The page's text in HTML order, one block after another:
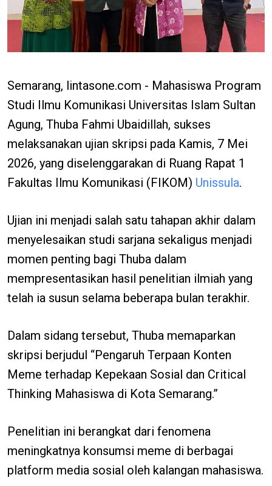
Semarang, lintasone.com - Mahasiswa Program
Studi Ilmu Komunikasi Universitas Islam Sultan
Agung, Thuba Fahmi Ubaidillah, sukses
melaksanakan ujian skripsi pada Kamis, 7 Mei
2026, yang diselenggarakan di Ruang Rapat 1
Fakultas Ilmu Komunikasi (FIKOM) Unissula.
Ujian ini menjadi salah satu tahapan akhir dalam
menyelesaikan studi sarjana sekaligus menjadi
momen penting bagi Thuba dalam
mempresentasikan hasil penelitian ilmiah yang
telah ia susun selama beberapa bulan terakhir.
Dalam sidang tersebut, Thuba memaparkan
skripsi berjudul “Pengaruh Terpaan Konten
Meme terhadap Kepekaan Sosial dan Critical
Thinking Mahasiswa di Kota Semarang.”
Penelitian ini berangkat dari fenomena
meningkatnya konsumsi meme di berbagai
platform media sosial oleh kalangan mahasiswa.